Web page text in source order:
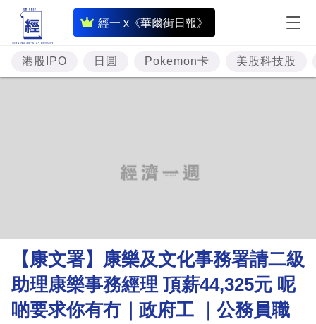
經一 x《華爾街日報》
即
時
財
經
理
財
商
業
港股IPO 日圓 Pokemon卡 美股科技股
【康文署】康樂及文化事務署請二級
助理康樂事務經理 頂薪44,325元 呢
啲要求你有冇｜政府工 ｜公務員職